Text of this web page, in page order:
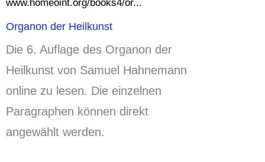
Organon der Heilkunst
Die 6. Auflage des Organon der
Heilkunst von Samuel Hahnemann
online zu lesen. Die einzelnen
Paragraphen können direkt
angewählt werden.